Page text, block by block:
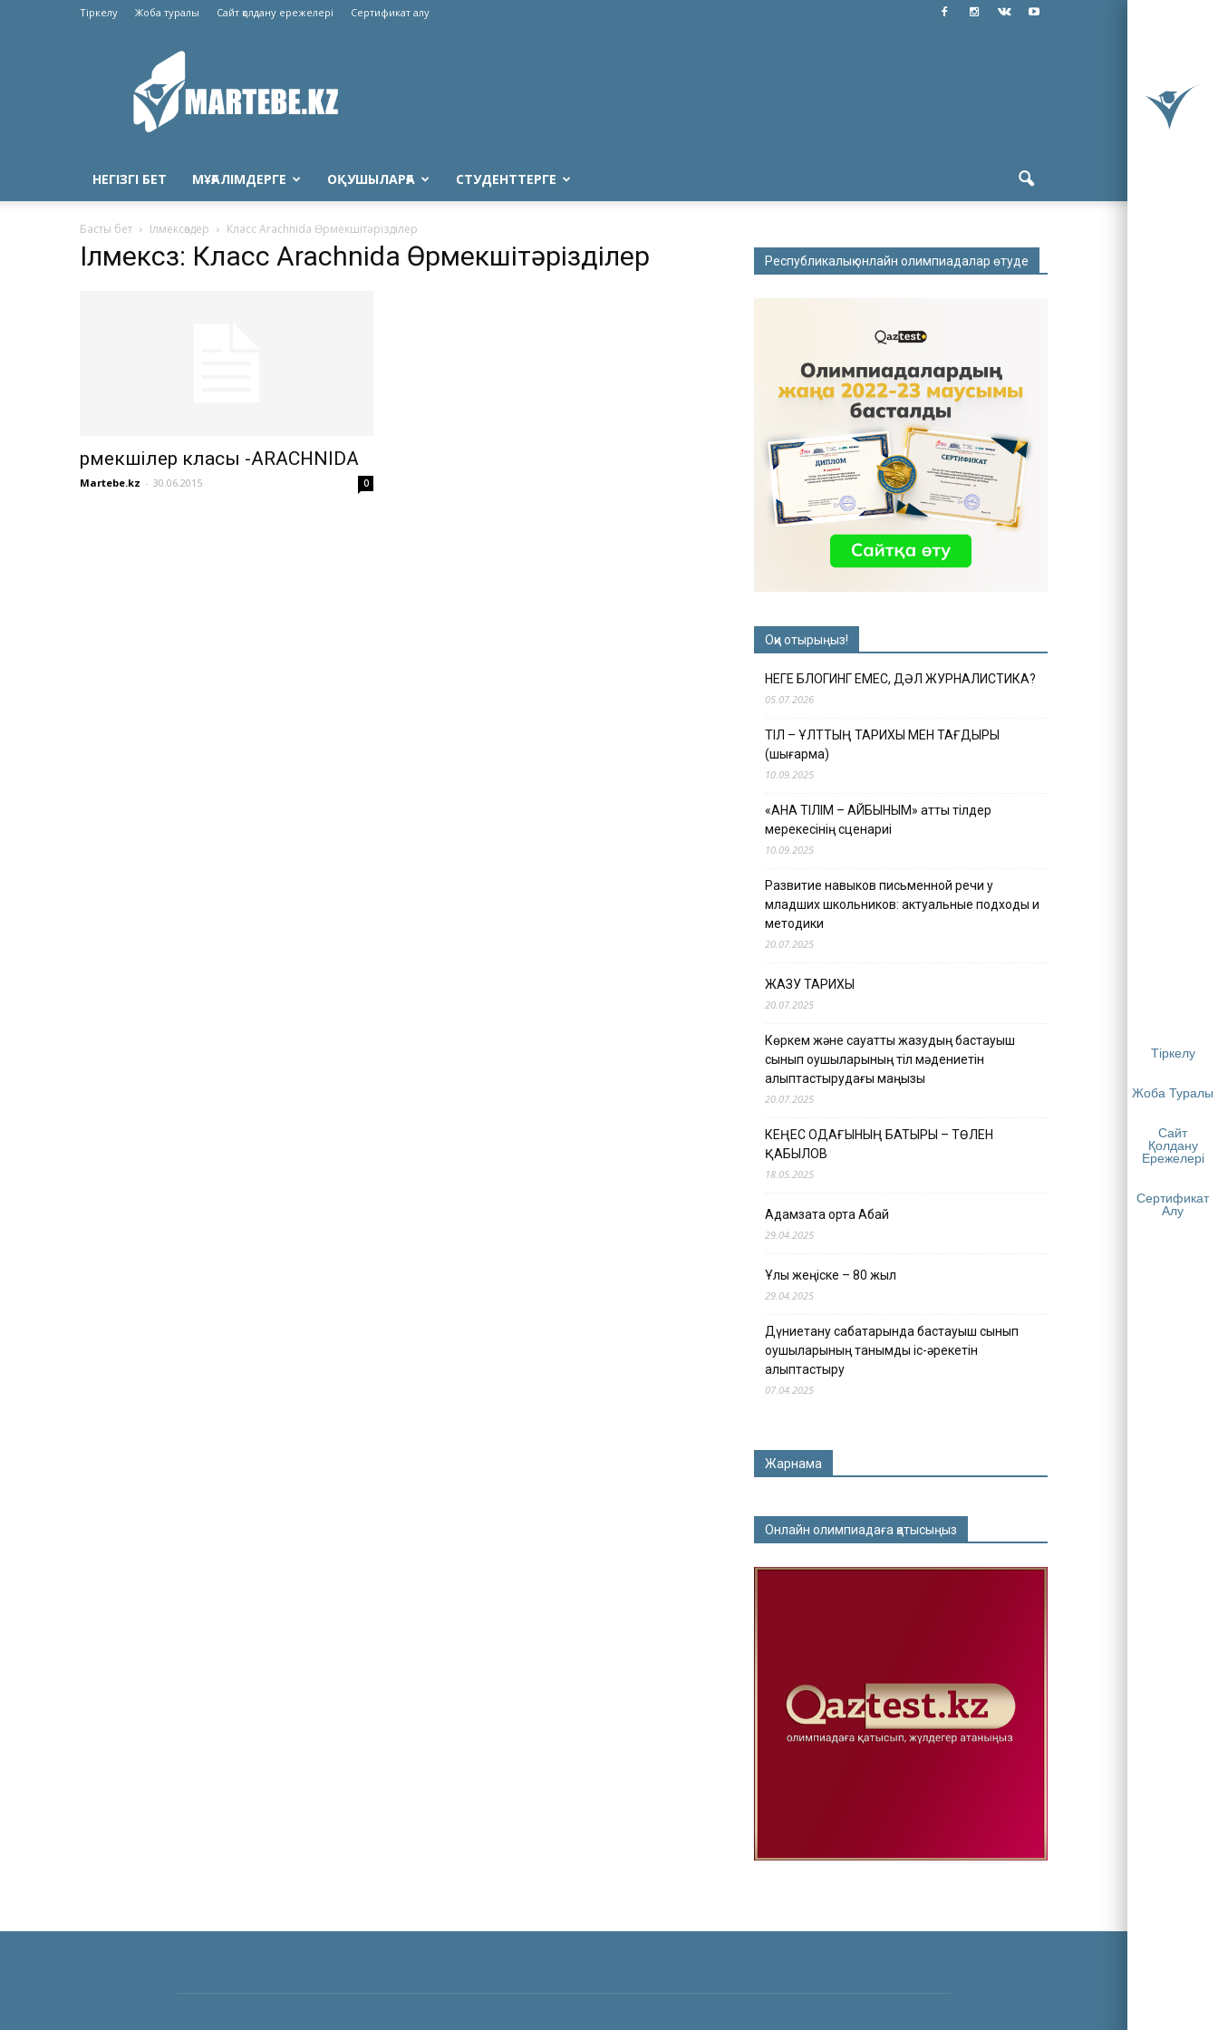
Тіркелу
Жоба Туралы
Сайт
Қолдану
Ережелері
Сертификат
Алу
Тіркелу Жоба туралы Сайт қолдану ережелері Сертификат алу
Martebe.kz
білім
сайты
НЕГІЗГІ БЕТ МҰҒАЛІМДЕРГЕ ОҚУШЫЛАРҒА СТУДЕНТТЕРГЕ
Басты бет Ілмексөздер Класс Arachnida Өрмекшітәрізділер
Ілмексөз: Класс Arachnida Өрмекшітәрізділер
Өрмекшілер класы -ARACHNIDA
Martebe.kz - 30.06.2015 0
Республикалық онлайн олимпиадалар өтуде
Оқи отырыңыз!
НЕГЕ БЛОГИНГ ЕМЕС, ДӘЛ ЖУРНАЛИСТИКА?
05.07.2026
ТІЛ – ҰЛТТЫҢ ТАРИХЫ МЕН ТАҒДЫРЫ
(шығарма)
10.09.2025
«АНА ТІЛІМ – АЙБЫНЫМ» атты тілдер
мерекесінің сценариі
10.09.2025
Развитие навыков письменной речи у
младших школьников: актуальные подходы и
методики
20.07.2025
ЖАЗУ ТАРИХЫ
20.07.2025
Көркем және сауатты жазудың бастауыш
сынып оқушыларының тіл мәдениетін
қалыптастырудағы маңызы
20.07.2025
КЕҢЕС ОДАҒЫНЫҢ БАТЫРЫ – ТӨЛЕН
ҚАБЫЛОВ
18.05.2025
Адамзатқа ортақ Абай
29.04.2025
Ұлы жеңіске – 80 жыл
29.04.2025
Дүниетану сабақтарында бастауыш сынып
оқушыларының танымдық іс-әрекетін
қалыптастыру
07.04.2025
Жарнама
Онлайн олимпиадаға қатысыңыз